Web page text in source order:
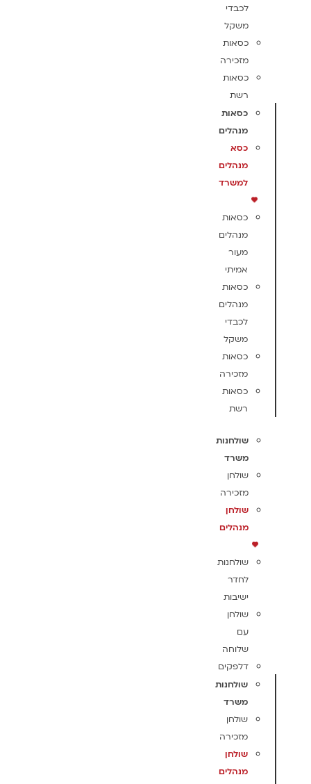
לכבדי
משקל
כסאות
מזכירה
כסאות
רשת
כסאות
מנהלים
כסא
מנהלים
למשרד
כסאות
מנהלים
מעור
אמיתי
כסאות
מנהלים
לכבדי
משקל
כסאות
מזכירה
כסאות
רשת
שולחנות
משרד
שולחן
מזכירה
שולחן
מנהלים
שולחנות
לחדר
ישיבות
שולחן
עם
שלוחה
דלפקים
שולחנות
משרד
שולחן
מזכירה
שולחן
מנהלים